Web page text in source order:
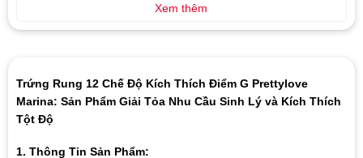
Trứng Rung 12 Chế Độ Kích Thích Điểm G Prettylove
Marina: Sản Phẩm Giải Tỏa Nhu Cầu Sinh Lý và Kích Thích
Tột Độ
1. Thông Tin Sản Phẩm:
Xem thêm